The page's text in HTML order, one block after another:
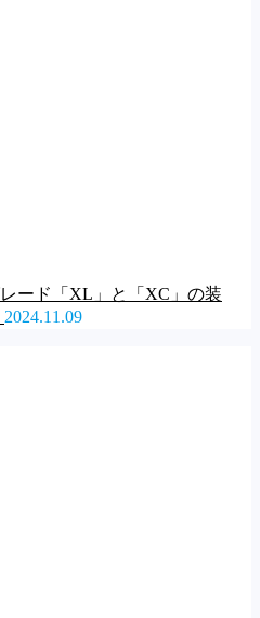
ード「XL」と「XC」の装
2024.11.09